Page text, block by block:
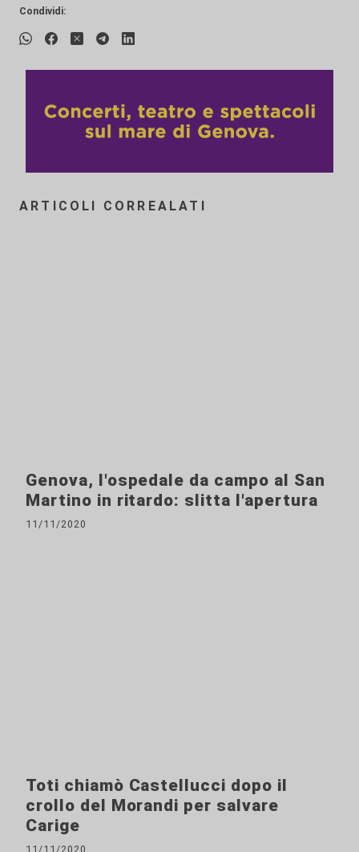
Condividi:
ARTICOLI CORREALATI
Genova, l'ospedale da campo al San
Martino in ritardo: slitta l'apertura
11/11/2020
Toti chiamò Castellucci dopo il
crollo del Morandi per salvare
Carige
11/11/2020